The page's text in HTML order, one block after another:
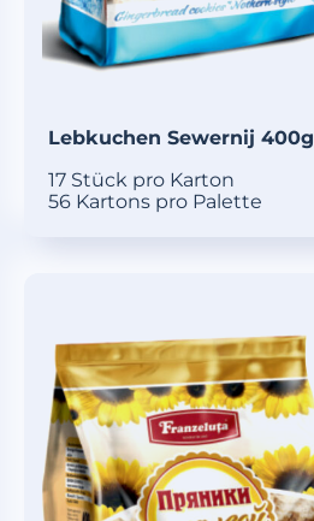
Lebkuchen Sewernij 400g
17 Stück pro Karton
56 Kartons pro Palette